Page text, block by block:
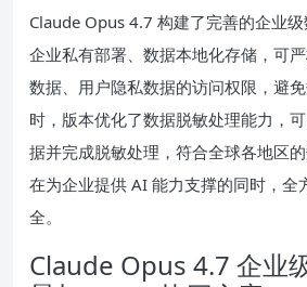
Claude Opus 4.7 构建了完善的企业
企业私有部署、数据本地化存储，可
数据、用户隐私数据的访问权限，避
时，版本优化了数据脱敏处理能力，
据并完成脱敏处理，符合全球各地区
在为企业提供 AI 能力支撑的同时，全
全。
Claude Opus 4.7 企业